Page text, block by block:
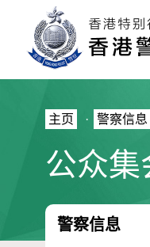
主页 · 警察信息
公众
警察信息